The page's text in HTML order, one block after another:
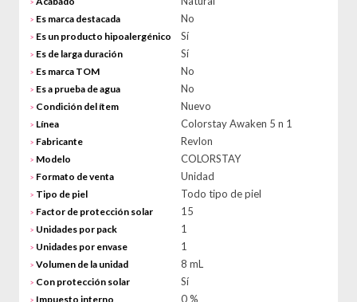
>
> Es marca destacada No
> Es un producto hipoalergénico Sí
> Es de larga duración Sí
> Es marca TOM No
> Es a prueba de agua No
> Condición del ítem Nuevo
> Línea Colorstay Awaken 5 n 1
> Fabricante Revlon
> Modelo COLORSTAY
> Formato de venta Unidad
> Tipo de piel Todo tipo de piel
> Factor de protección solar 15
> Unidades por pack 1
> Unidades por envase 1
> Volumen de la unidad 8 mL
> Con protección solar Sí
> Impuesto interno 0 %